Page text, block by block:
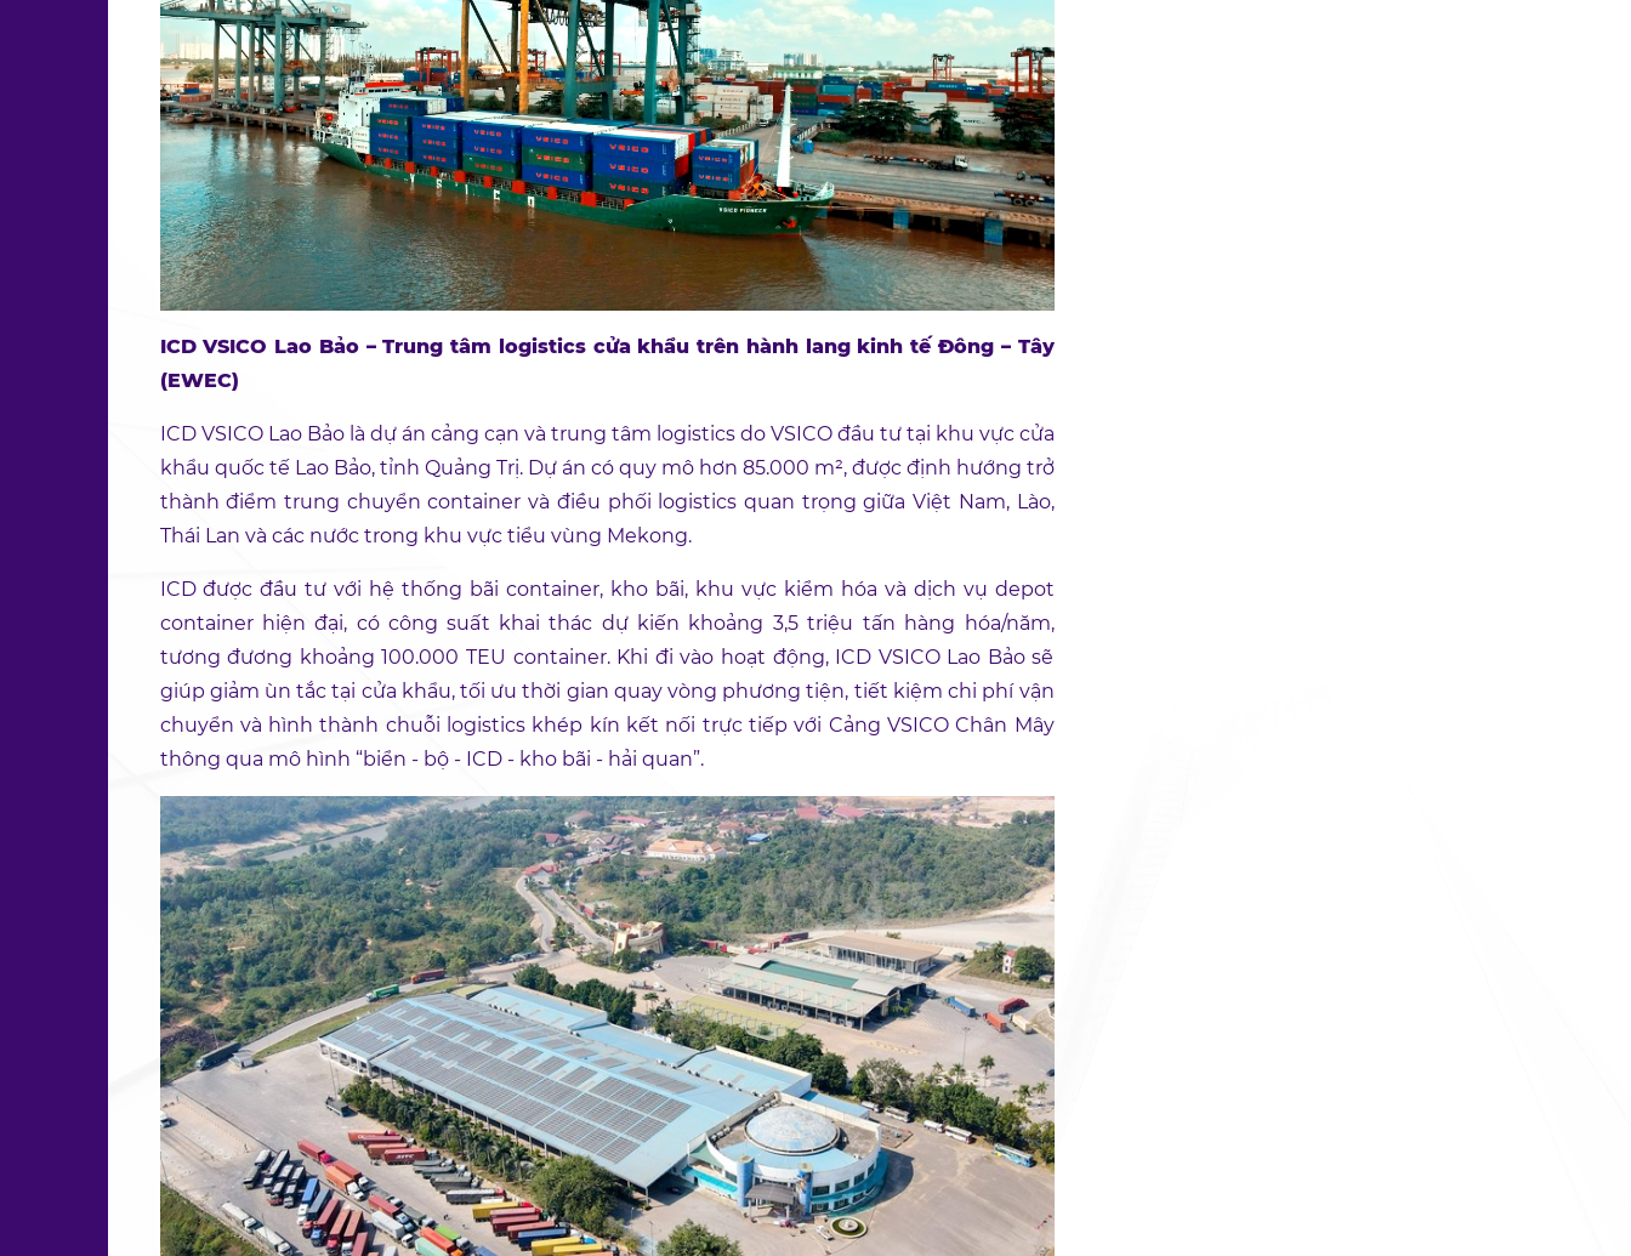
ICD VSICO Lao Bảo – Trung tâm logistics cửa khẩu trên hành lang kinh tế Đông – Tây
(EWEC)
ICD VSICO Lao Bảo là dự án cảng cạn và trung tâm logistics do VSICO đầu tư tại khu vực cửa
khẩu quốc tế Lao Bảo, tỉnh Quảng Trị. Dự án có quy mô hơn 85.000 m², được định hướng trở
thành điểm trung chuyển container và điều phối logistics quan trọng giữa Việt Nam, Lào,
Thái Lan và các nước trong khu vực tiểu vùng Mekong.
ICD được đầu tư với hệ thống bãi container, kho bãi, khu vực kiểm hóa và dịch vụ depot
container hiện đại, có công suất khai thác dự kiến khoảng 3,5 triệu tấn hàng hóa/năm,
tương đương khoảng 100.000 TEU container. Khi đi vào hoạt động, ICD VSICO Lao Bảo sẽ
giúp giảm ùn tắc tại cửa khẩu, tối ưu thời gian quay vòng phương tiện, tiết kiệm chi phí vận
chuyển và hình thành chuỗi logistics khép kín kết nối trực tiếp với Cảng VSICO Chân Mây
thông qua mô hình “biển - bộ - ICD - kho bãi - hải quan”.